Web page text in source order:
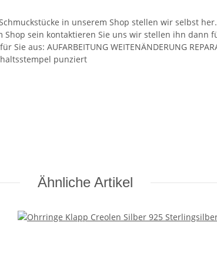
in unserem Shop stellen wir selbst
sein kontaktieren Sie uns wir stellen ihn dann
aus: AUFARBEITUNG WEITENÄNDERUNG
punziert
Ähnliche Artikel